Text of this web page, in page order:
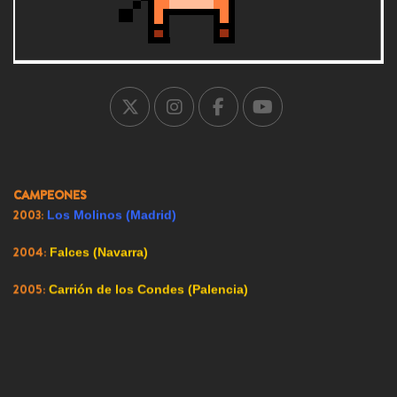
CAMPEONES
Tordera (Barcelona)
Suances (Cantabria)
2003: Los Molinos (Madrid)
2004: Falces (Navarra)
2005: Carrión de los Condes (Palencia)